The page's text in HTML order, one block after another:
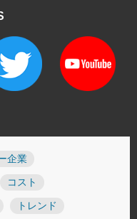
企業
コスト
トレンド